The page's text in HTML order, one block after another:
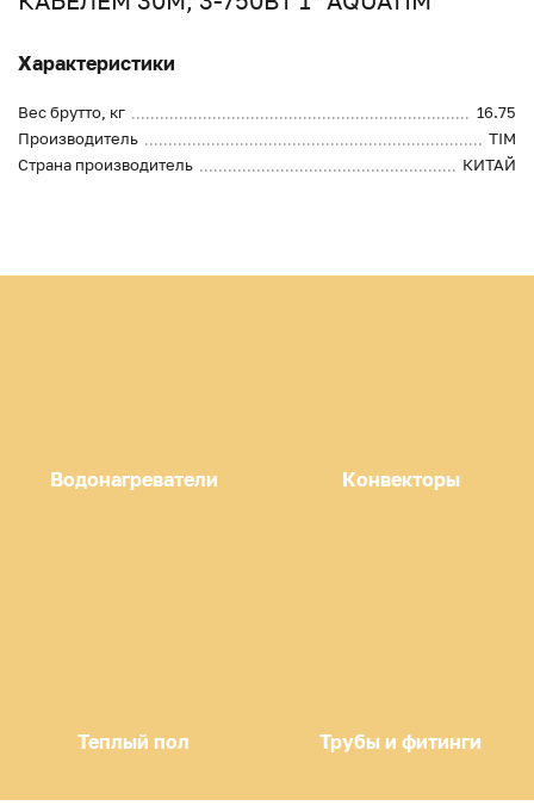
Характеристики
Вес брутто, кг
16.75
Производитель
TIM
Страна производитель
КИТАЙ
Водонагреватели Конвекторы
Теплый пол Трубы и фитинги